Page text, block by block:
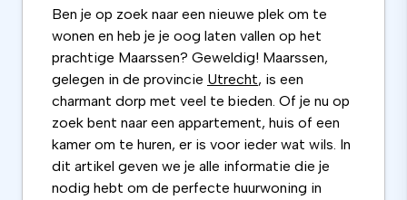
Ben je op zoek naar een nieuwe plek om te
wonen en heb je je oog laten vallen op het
prachtige Maarssen? Geweldig! Maarssen,
gelegen in de provincie Utrecht, is een
charmant dorp met veel te bieden. Of je nu op
zoek bent naar een appartement, huis of een
kamer om te huren, er is voor ieder wat wils. In
dit artikel geven we je alle informatie die je
nodig hebt om de perfecte huurwoning in